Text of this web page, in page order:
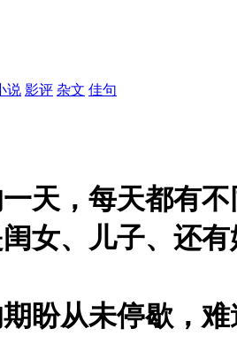
说 影评 杂文 佳句
天，每天都有
女、儿子、还
盼从未停歇，